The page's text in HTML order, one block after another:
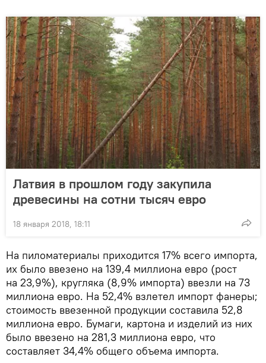
Латвия в прошлом году закупила
древесины на сотни тысяч евро
18 января 2018, 18:11
На пиломатериалы приходится 17% всего импорта,
их было ввезено на 139,4 миллиона евро (рост
на 23,9%), кругляка (8,9% импорта) ввезли на 73
миллиона евро. На 52,4% взлетел импорт фанеры;
стоимость ввезенной продукции составила 52,8
миллиона евро. Бумаги, картона и изделий из них
было ввезено на 281,3 миллиона евро, что
составляет 34,4% общего объема импорта.